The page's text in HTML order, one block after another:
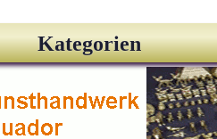
Kategorien